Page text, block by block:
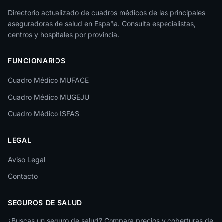
Jaén
La Rioja
León
Lleida
Lugo
Málaga
Melilla
Murcia
Directorio actualizado de cuadros médicos de las principales
aseguradoras de salud en España. Consulta especialistas,
centros y hospitales por provincia.
FUNCIONARIOS
Cuadro Médico MUFACE
Cuadro Médico MUGEJU
Cuadro Médico ISFAS
LEGAL
Aviso Legal
Contacto
SEGUROS DE SALUD
¿Buscas un seguro de salud? Compara precios y coberturas de